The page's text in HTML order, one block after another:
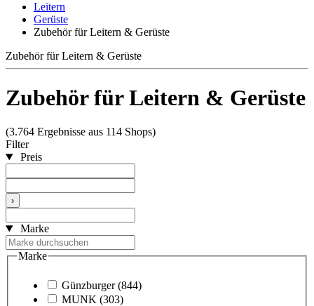
Leitern
Gerüste
Zubehör für Leitern & Gerüste
Zubehör für Leitern & Gerüste
Zubehör für Leitern & Gerüste
(3.764 Ergebnisse aus 114 Shops)
Filter
Preis
›
Marke
Marke
Günzburger (844)
MUNK (303)